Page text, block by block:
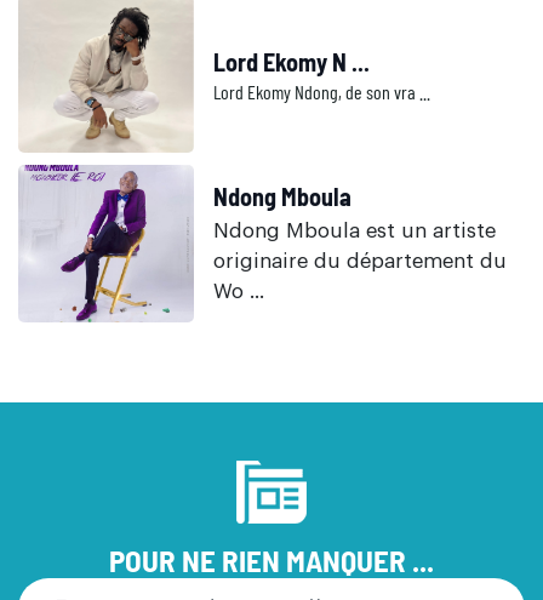
Lord Ekomy N ...
Lord Ekomy Ndong, de son vra ...
Ndong Mboula
Ndong Mboula est un artiste
originaire du département du
Wo ...
POUR NE RIEN MANQUER ...